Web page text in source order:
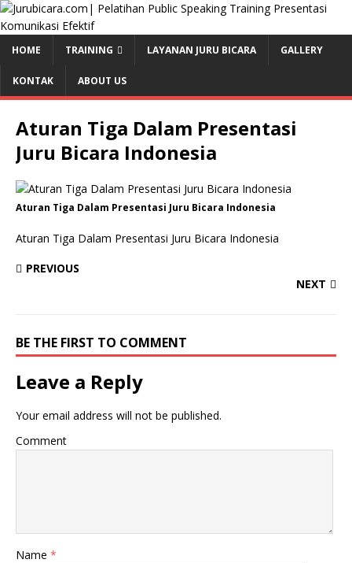
HOME TRAINING LAYANAN JURU BICARA GALLERY
KONTAK ABOUT US
Aturan Tiga Dalam Presentasi
Juru Bicara Indonesia
Aturan Tiga Dalam Presentasi Juru Bicara Indonesia
Aturan Tiga Dalam Presentasi Juru Bicara Indonesia
PREVIOUS
NEXT
BE THE FIRST TO COMMENT
Leave a Reply
Your email address will not be published.
Comment
Name *